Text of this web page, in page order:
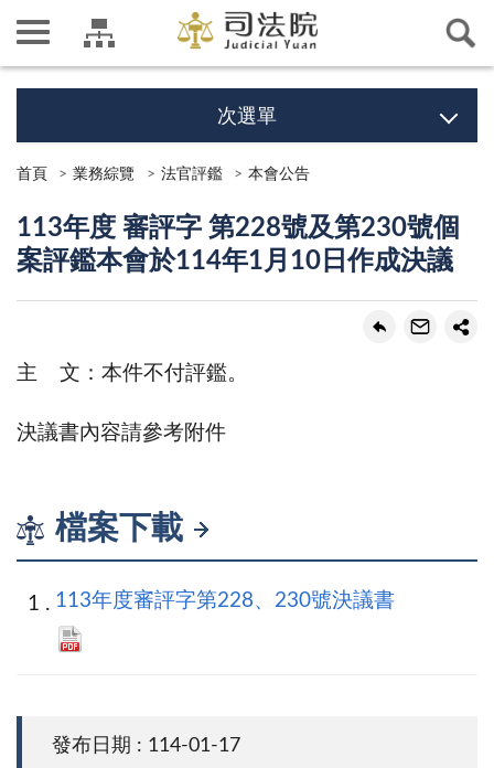
次選單
首頁 業務綜覽 法官評鑑 本會公告
113年度 審評字 第228號及第230號個
案評鑑本會於114年1月10日作成決議
主 文：本件不付評鑑。
決議書內容請參考附件
檔案下載
113年度審評字第228、230號決議書
發布日期 : 114-01-17